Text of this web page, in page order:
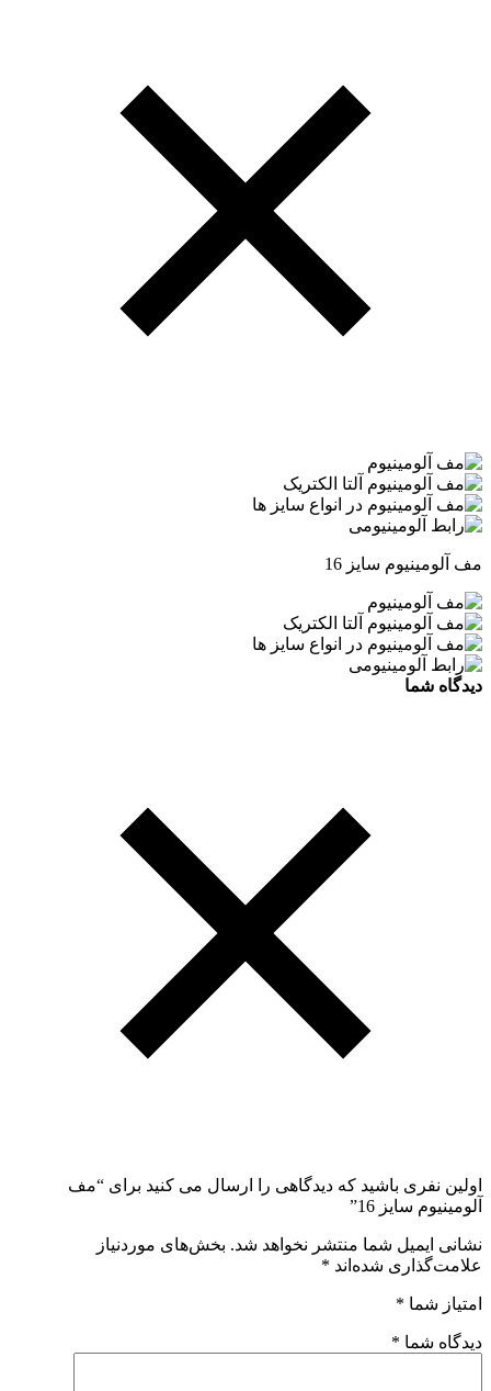
مف آلومینیوم سایز 16
دیدگاه شما
اولین نفری باشید که دیدگاهی را ارسال می کنید برای “مف
آلومینیوم سایز 16”
نشانی ایمیل شما منتشر نخواهد شد. بخش‌های موردنیاز
علامت‌گذاری شده‌اند *
امتیاز شما *
دیدگاه شما *